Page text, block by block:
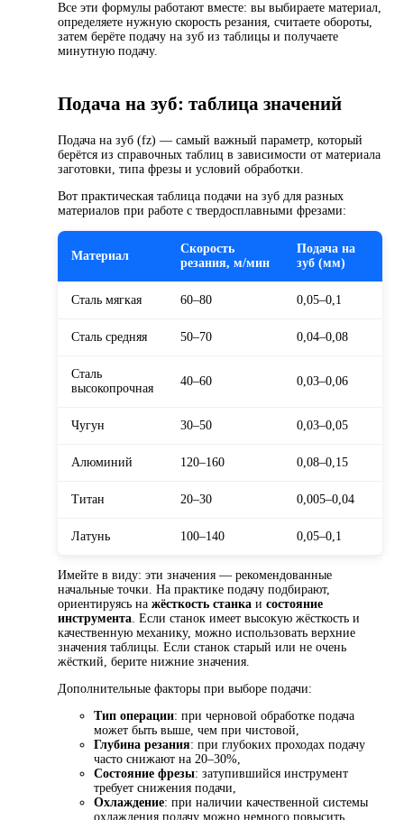
Все эти формулы работают вместе: вы выбираете материал,
определяете нужную скорость резания, считаете обороты,
затем берёте подачу на зуб из таблицы и получаете
минутную подачу.
Подача на зуб: таблица значений
Подача на зуб (fz) — самый важный параметр, который
берётся из справочных таблиц в зависимости от материала
заготовки, типа фрезы и условий обработки.
Вот практическая таблица подачи на зуб для разных
материалов при работе с твердосплавными фрезами:
Материал
Скорость
резания, м/мин
Подача на
зуб (мм)
Сталь мягкая 60–80 0,05–0,1
Сталь средняя 50–70 0,04–0,08
Сталь
высокопрочная
40–60 0,03–0,06
Чугун 30–50 0,03–0,05
Алюминий 120–160 0,08–0,15
Титан 20–30 0,005–0,04
Латунь 100–140 0,05–0,1
Имейте в виду: эти значения — рекомендованные
начальные точки. На практике подачу подбирают,
ориентируясь на жёсткость станка и состояние
инструмента . Если станок имеет высокую жёсткость и
качественную механику, можно использовать верхние
значения таблицы. Если станок старый или не очень
жёсткий, берите нижние значения.
Дополнительные факторы при выборе подачи:
Тип операции: при черновой обработке подача
может быть выше, чем при чистовой,
Глубина резания: при глубоких проходах подачу
часто снижают на 20–30%,
Состояние фрезы: затупившийся инструмент
требует снижения подачи,
Охлаждение: при наличии качественной системы
охлаждения подачу можно немного повысить.